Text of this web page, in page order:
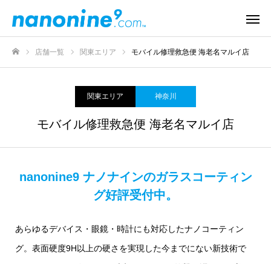
店舗一覧 関東エリア モバイル修理救急便 海老名マルイ店
関東エリア 神奈川
モバイル修理救急便 海老名マルイ店
nanonine9 ナノナインのガラスコーティン
グ好評受付中。
あらゆるデバイス・眼鏡・時計にも対応したナノコーティン
グ。表面硬度9H以上の硬さを実現した今までにない新技術で